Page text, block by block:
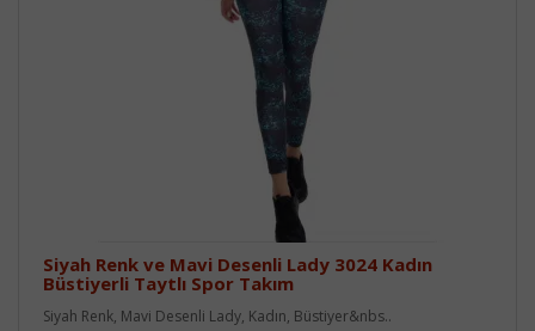
Siyah Renk ve Mavi Desenli Lady 3024 Kadın
Büstiyerli Taytlı Spor Takım
Siyah Renk, Mavi Desenli Lady, Kadın, Büstiyer&nbs..